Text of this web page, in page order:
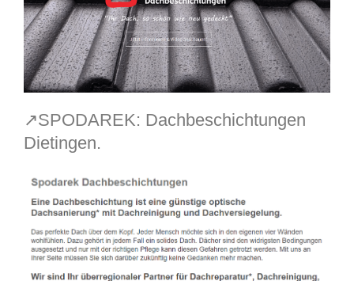
↗️SPODAREK: Dachbeschichtungen
Dietingen.